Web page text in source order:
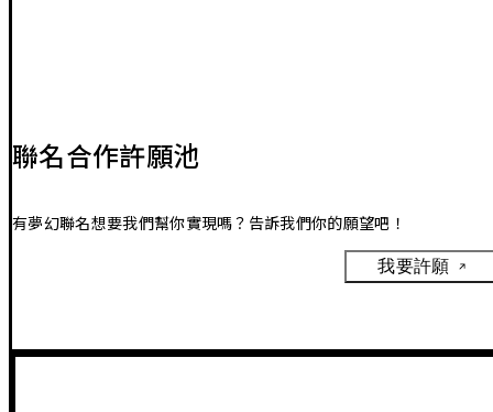
聯名合作許願池
有夢幻聯名想要我們幫你實現嗎？告訴我們你的願望吧！
我要許願